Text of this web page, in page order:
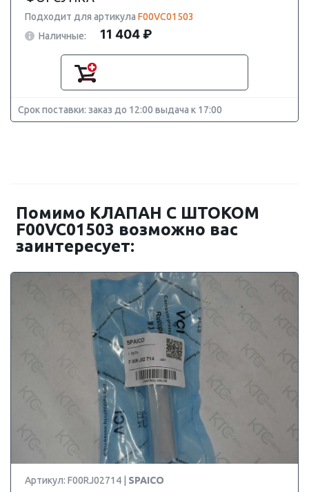
Подходит для артикула F00VC01503
Наличные:
11 404 ₽
Срок поставки: заказ до 12:00 выдача к 17:00
Помимо КЛАПАН С ШТОКОМ
F00VC01503 возможно вас
заинтересует:
Артикул: F00RJ02714 | SPAICO